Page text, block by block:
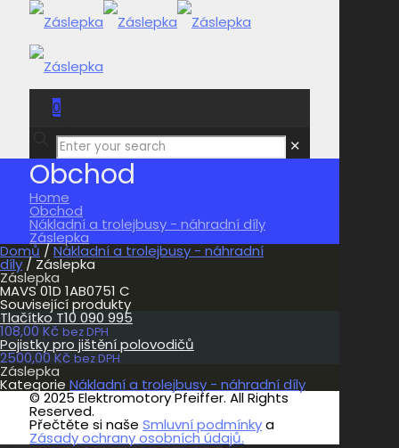
0
0,00 Kč
✕
Obchod
Home
Obchod
Nákladní a trolejbusy - náhradní díly
Záslepka
Domů / Nákladní a trolejbusy - náhradní
díly / Záslepka
Záslepka
MAVS 01D 1AB0751 C
Související produkty
Tlačítko T10 090 995
108,00 Kč bez DPH
Pojistky pro jištění polovodičů
2500,00Kč bez DPH
Záslepka
Kategorie Nákladní a trolejbusy - náhradní díly
© 2025 Elektromotory Pfeiffer. All Rights
Reserved.
Přečtěte si naše Smluvní podmínkya
Zásady ochrany osobních údajů.